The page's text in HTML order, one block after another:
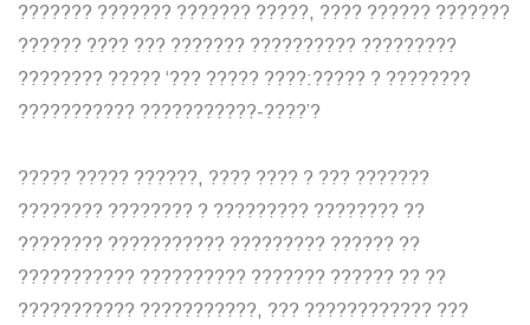
??????? ??????? ??????? ?????, ???? ?????? ???????
?????? ???? ??? ??????? ?????????? ?????????
???????? ????? ‘??? ????? ????:????? ? ????????
??????????? ???????????-????’?
????? ????? ??????, ???? ???? ? ??? ???????
???????? ???????? ? ????????? ???????? ??
???????? ??????????? ????????? ?????? ??
??????????? ?????????? ??????? ?????? ?? ??
??????????? ???????????, ??? ???????????? ???